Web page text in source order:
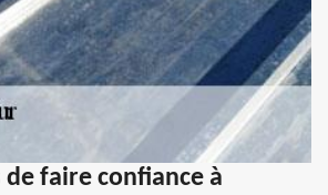
de faire confiance à